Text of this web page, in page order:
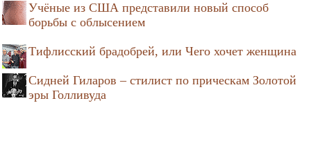
Учёные из США представили новый способ
борьбы с облысением
Тифлисский брадобрей, или Чего хочет женщина
Сидней Гиларов – стилист по прическам Золотой
эры Голливуда